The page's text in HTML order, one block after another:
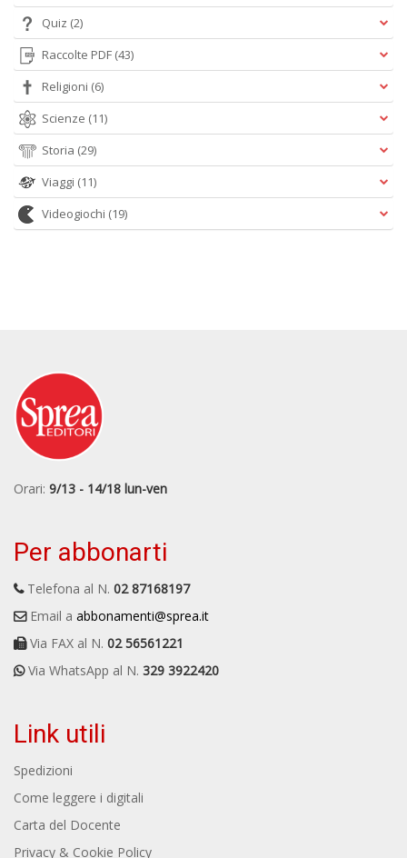
Quiz (2)
Raccolte PDF (43)
Religioni (6)
Scienze (11)
Storia (29)
Viaggi (11)
Videogiochi (19)
Orari: 9/13 - 14/18 lun-ven
Per abbonarti
Telefona al N. 02 87168197
Email a abbonamenti@sprea.it
Via FAX al N. 02 56561221
Via WhatsApp al N. 329 3922420
Link utili
Spedizioni
Come leggere i digitali
Carta del Docente
Privacy & Cookie Policy